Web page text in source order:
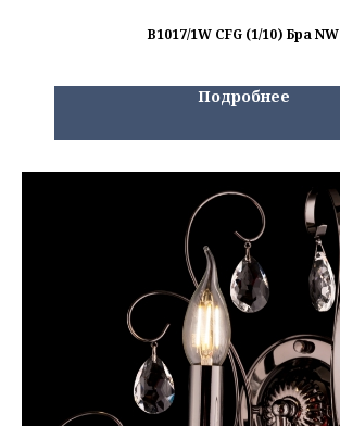
B1017/1W CFG (1/10) Бра NW
Подробнее